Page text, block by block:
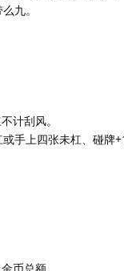
九。
计刮风。
手上四张未杠、碰牌